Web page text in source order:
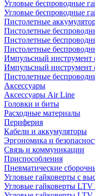
Угловые беспроводные
Угловые беспроводные
Пистолетные
Пистолетные
Пистолетные
Пистолетные
Импульсный инструмент
Импульсный инструмент
Пистолетные
Аксессуары
Аксессуары Air Line
Головки и биты
Расходные материалы
Периферия
Кабели и аккумуляторы
Эргономика и
Связь и коммуникации
Приспособления
Пневматические
Угловые гайковерты с
Угловые гайковерты